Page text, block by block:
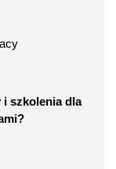
szkolenia dla